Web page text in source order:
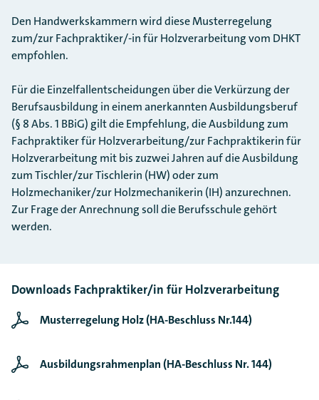
Den Handwerkskammern wird diese Musterregelung
zum/zur Fachpraktiker/-in für Holzverarbeitung vom DHKT
empfohlen.
Für die Einzelfallentscheidungen über die Verkürzung der
Berufsausbildung in einem anerkannten Ausbildungsberuf
(§ 8 Abs. 1 BBiG) gilt die Empfehlung, die Ausbildung zum
Fachpraktiker für Holzverarbeitung/zur Fachpraktikerin für
Holzverarbeitung mit bis zuzwei Jahren auf die Ausbildung
zum Tischler/zur Tischlerin (HW) oder zum
Holzmechaniker/zur Holzmechanikerin (IH) anzurechnen.
Zur Frage der Anrechnung soll die Berufsschule gehört
werden.
Downloads Fachpraktiker/in für Holzverarbeitung
Musterregelung Holz (HA-Beschluss Nr.144)
Ausbildungsrahmenplan (HA-Beschluss Nr. 144)